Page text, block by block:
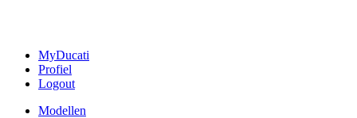
MyDucati
Profiel
Logout
Modellen